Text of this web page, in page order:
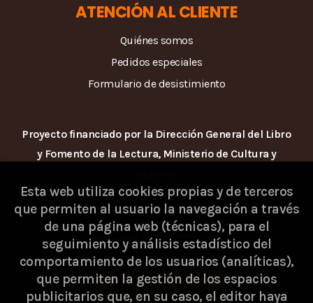
ATENCIÓN AL CLIENTE
Quiénes somos
Pedidos especiales
Formulario de desistimiento
Proyecto financiado por la Dirección General del Libro
y Fomento de la Lectura, Ministerio de Cultura y
Esta web utiliza cookies propias y de terceros
que permiten al usuario la navegación a través
de una página web (técnicas), para el
seguimiento y análisis estadístico del
comportamiento de los usuarios (analíticas),
que permiten la gestión de los espacios
publicitarios que, en su caso, el editor haya